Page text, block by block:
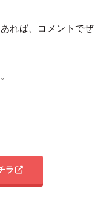
れば、コメントでぜ
ラ